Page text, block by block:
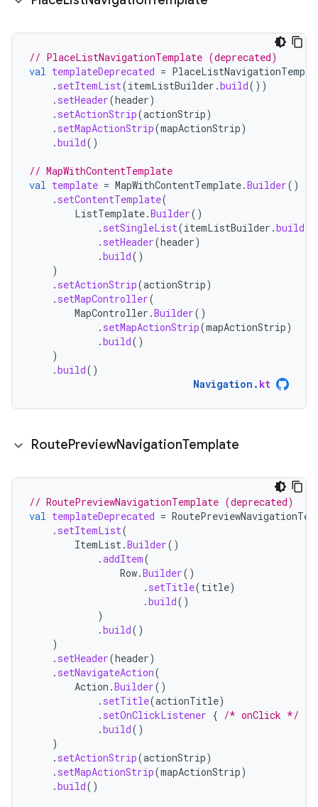
// PlaceListNavigationTemplate (deprecated)
val templateDeprecated =
. setItemList(itemListBuilder .build())
. setHeader(header)
. setActionStrip(actionStrip)
. setMapActionStrip(mapActionStrip)
.build()
// MapWithContentTemplate
val template = MapWithContentTemplate.Builder()
. setContentTemplate(
ListTemplate.Builder()
. setSingleList(itemListBuilder .build
. setHeader(header)
.build()
)
. setActionStrip(actionStrip)
. setMapController(
MapController .Builder()
. setMapActionStrip(mapActionStrip)
.build()
)
.build()
Navigation . kt
RoutePreviewNavigationTemplate
// RoutePreviewNavigationTemplate (deprecated)
val templateDeprecated =
. setItemList(
ItemList.Builder()
.addItem(
Row.Builder()
. setTitle(title)
.build()
)
.build()
)
. setHeader(header)
. setNavigateAction(
Action .Builder()
. setTitle(actionTitle)
. setOnClickListener { /* onClick */
.build()
)
. setActionStrip(actionStrip)
. setMapActionStrip(mapActionStrip)
.build()